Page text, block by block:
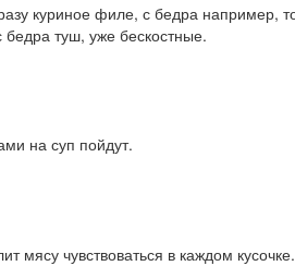
куриное филе, с бедра например,
туш, уже бескостные.
на суп пойдут.
мясу чувствоваться в каждом кусочке.